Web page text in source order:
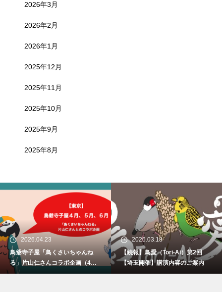
2026年3月
2026年2月
2026年1月
2025年12月
2025年11月
2025年10月
2025年9月
2025年8月
2026.04.23
鳥爺寺子屋「鳥くさいちゃんね
る」片山仁さんコラボ企画（4月2
9日、5月30日、6月21日）開催
2026.03.18
【続報】鳥愛（Tori-Ai）第2回
【埼玉開催】講演内容のご案内